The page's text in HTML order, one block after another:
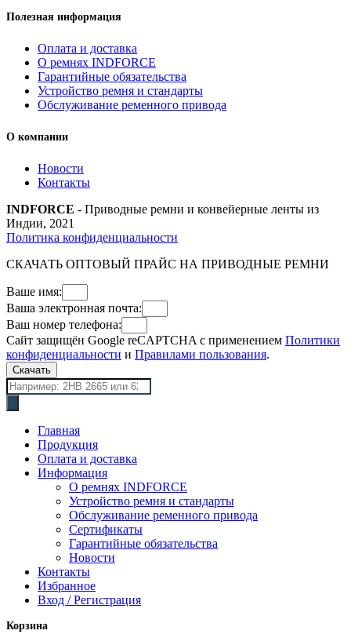
Полезная информация
Оплата и доставка
О ремнях INDFORCE
Гарантийные обязательства
Устройство ремня и стандарты
Обслуживание ременного привода
О компании
Новости
Контакты
INDFORCE - Приводные ремни и конвейерные ленты из
Индии, 2021
Политика конфиденциальности
СКАЧАТЬ ОПТОВЫЙ ПРАЙС НА ПРИВОДНЫЕ РЕМНИ
Ваше имя:
Ваша электронная почта:
Ваш номер телефона:
Сайт защищён Google reCAPTCHA с применением Политики
конфиденциальности и Правилами пользования.
Скачать
Поиск
товаров
Главная
Продукция
Оплата и доставка
Информация
О ремнях INDFORCE
Устройство ремня и стандарты
Обслуживание ременного привода
Сертификаты
Гарантийные обязательства
Новости
Контакты
Избранное
Вход / Регистрация
Корзина